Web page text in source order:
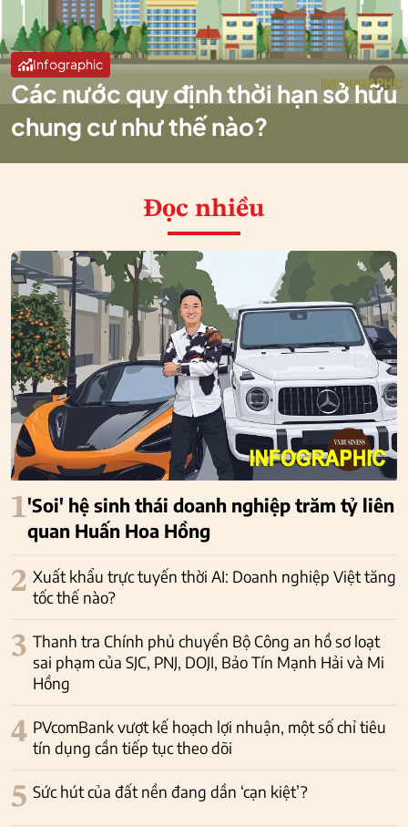
Infographic
Các nước quy định thời hạn sở hữu
chung cư như thế nào?
Đọc nhiều
1'Soi' hệ sinh thái doanh nghiệp trăm tỷ liên
quan Huấn Hoa Hồng
2 Xuất khẩu trực tuyến thời AI: Doanh nghiệp Việt tăng
tốc thế nào?
3 Thanh tra Chính phủ chuyển Bộ Công an hồ sơ loạt
sai phạm của SJC, PNJ, DOJI, Bảo Tín Mạnh Hải và Mi
Hồng
4 PVcomBank vượt kế hoạch lợi nhuận, một số chỉ tiêu
tín dụng cần tiếp tục theo dõi
5 Sức hút của đất nền đang dần ‘cạn kiệt’?